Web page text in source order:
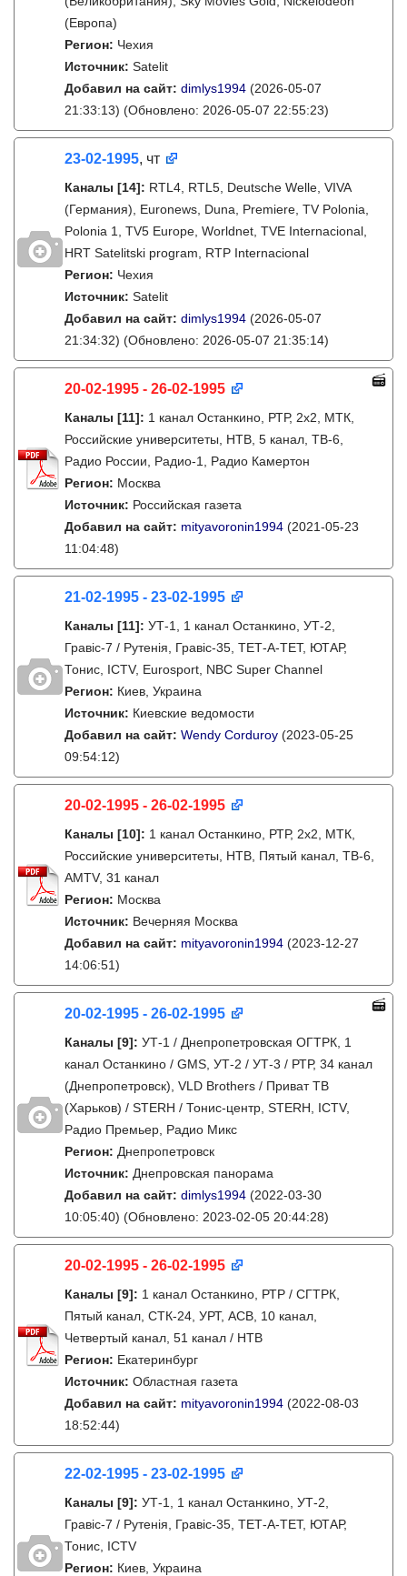
(Европа)
Регион: Чехия
Источник: Satelit
Добавил на сайт: dimlys1994 (2026-05-07
21:33:13) (Обновлено: 2026-05-07 22:55:23)
23-02-1995, чт
Каналы [14]: RTL4, RTL5, Deutsche Welle, VIVA
(Германия), Euronews, Duna, Premiere, TV Polonia,
Polonia 1, TV5 Europe, Worldnet, TVE Internacional,
HRT Satelitski program, RTP Internacional
Регион: Чехия
Источник: Satelit
Добавил на сайт: dimlys1994 (2026-05-07
21:34:32) (Обновлено: 2026-05-07 21:35:14)
20-02-1995 - 26-02-1995
Каналы [11]: 1 канал Останкино, РТР, 2х2, МТК,
Российские университеты, НТВ, 5 канал, ТВ-6,
Радио России, Радио-1, Радио Камертон
Регион: Москва
Источник: Российская газета
Добавил на сайт: mityavoronin1994 (2021-05-23
11:04:48)
21-02-1995 - 23-02-1995
Каналы [11]: УТ-1, 1 канал Останкино, УТ-2,
Гравіс-7 / Рутенія, Гравіс-35, ТЕТ-А-ТЕТ, ЮТАР,
Тонис, ICTV, Eurosport, NBC Super Channel
Регион: Киев, Украина
Источник: Киевские ведомости
Добавил на сайт: Wendy Corduroy (2023-05-25
09:54:12)
20-02-1995 - 26-02-1995
Каналы [10]: 1 канал Останкино, РТР, 2х2, МТК,
Российские университеты, НТВ, Пятый канал, ТВ-6,
AMTV, 31 канал
Регион: Москва
Источник: Вечерняя Москва
Добавил на сайт: mityavoronin1994 (2023-12-27
14:06:51)
20-02-1995 - 26-02-1995
Каналы [9]: УТ-1 / Днепропетровская ОГТРК, 1
канал Останкино / GMS, УТ-2 / УТ-3 / РТР, 34 канал
(Днепропетровск), VLD Brothers / Приват ТВ
(Харьков) / STERH / Тонис-центр, STERH, ICTV,
Радио Премьер, Радио Микс
Регион: Днепропетровск
Источник: Днепровская панорама
Добавил на сайт: dimlys1994 (2022-03-30
10:05:40) (Обновлено: 2023-02-05 20:44:28)
20-02-1995 - 26-02-1995
Каналы [9]: 1 канал Останкино, РТР / СГТРК,
Пятый канал, СТК-24, УРТ, АСВ, 10 канал,
Четвертый канал, 51 канал / НТВ
Регион: Екатеринбург
Источник: Областная газета
Добавил на сайт: mityavoronin1994 (2022-08-03
18:52:44)
22-02-1995 - 23-02-1995
Каналы [9]: УТ-1, 1 канал Останкино, УТ-2,
Гравіс-7 / Рутенія, Гравіс-35, ТЕТ-А-ТЕТ, ЮТАР,
Тонис, ICTV
Регион: Киев, Украина